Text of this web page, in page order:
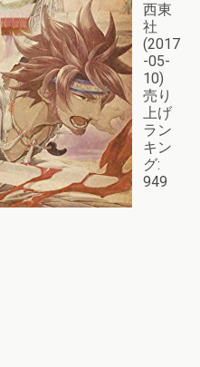
西東
社
(2017
-05-
10)
売り
上げ
ラン
キン
グ:
949